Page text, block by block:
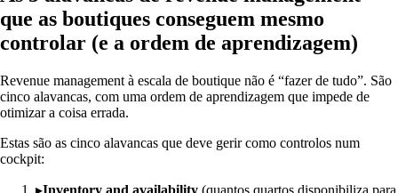
que as boutiques conseguem mesmo
controlar (e a ordem de aprendizagem)
Revenue management à escala de boutique não é “fazer de tudo”. São
cinco alavancas, com uma ordem de aprendizagem que impede de
otimizar a coisa errada.
Estas são as cinco alavancas que deve gerir como controlos num
cockpit:
▸Inventory and availability (quantos quartos disponibiliza para